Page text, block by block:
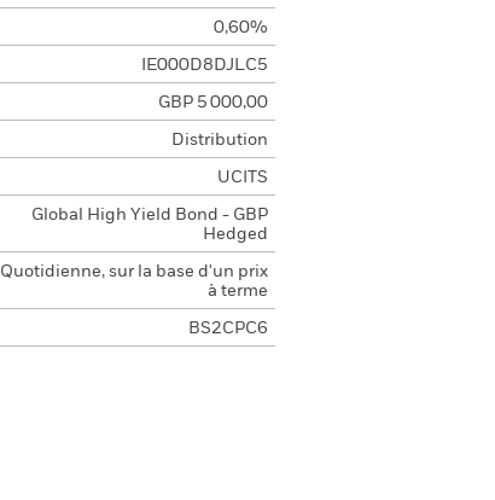
0,60%
IE000D8DJLC5
GBP 5 000,00
Distribution
UCITS
Global High Yield Bond - GBP
Hedged
Quotidienne, sur la base d'un prix
à terme
BS2CPC6